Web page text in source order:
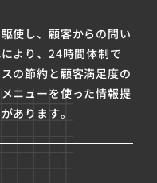
使し、顧客からの問い
より、24時間体制で
の節約と顧客満足度の
ニューを使った情報提
あります。